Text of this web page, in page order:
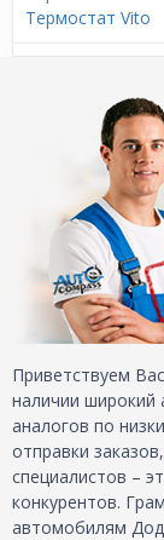
Термостат Vito
Приветствуем
наличии широкий
аналогов по
отправки
специалистов –
конкурентов.
автомобилям